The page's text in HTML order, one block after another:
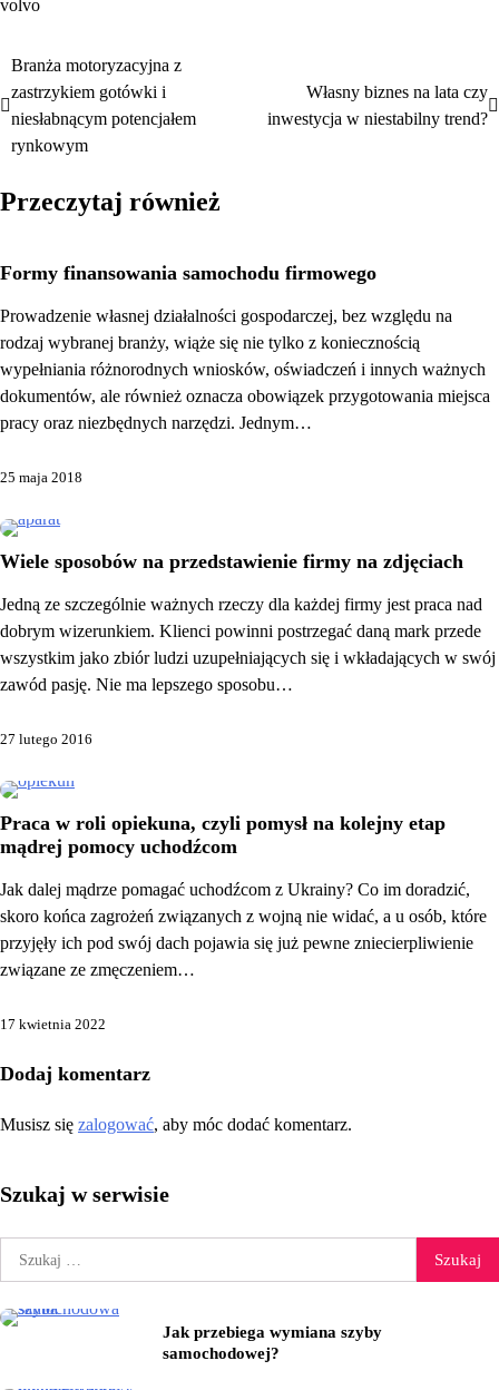
volvo
Nawigacja
wpisu
Branża motoryzacyjna z
zastrzykiem gotówki i
niesłabnącym potencjałem
rynkowym
Własny biznes na lata czy
inwestycja w niestabilny trend?
Przeczytaj również
Formy finansowania samochodu firmowego
Prowadzenie własnej działalności gospodarczej, bez względu na
rodzaj wybranej branży, wiąże się nie tylko z koniecznością
wypełniania różnorodnych wniosków, oświadczeń i innych ważnych
dokumentów, ale również oznacza obowiązek przygotowania miejsca
pracy oraz niezbędnych narzędzi. Jednym…
25 maja 2018
Wiele sposobów na przedstawienie firmy na zdjęciach
Jedną ze szczególnie ważnych rzeczy dla każdej firmy jest praca nad
dobrym wizerunkiem. Klienci powinni postrzegać daną mark przede
wszystkim jako zbiór ludzi uzupełniających się i wkładających w swój
zawód pasję. Nie ma lepszego sposobu…
27 lutego 2016
Praca w roli opiekuna, czyli pomysł na kolejny etap
mądrej pomocy uchodźcom
Jak dalej mądrze pomagać uchodźcom z Ukrainy? Co im doradzić,
skoro końca zagrożeń związanych z wojną nie widać, a u osób, które
przyjęły ich pod swój dach pojawia się już pewne zniecierpliwienie
związane ze zmęczeniem…
17 kwietnia 2022
Dodaj komentarz
Musisz się zalogować, aby móc dodać komentarz.
Szukaj w serwisie
Szukaj:
Jak przebiega wymiana szyby
samochodowej?